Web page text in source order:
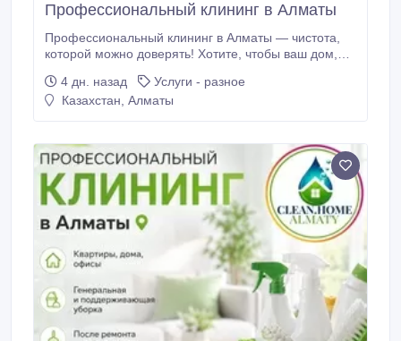
Профессиональный клининг в Алматы
Профессиональный клининг в Алматы — чистота,
которой можно доверять! Хотите, чтобы ваш дом,
хлопот? Доверьте уборку профессионалам! Мы
оказываем полный спектр клининговых услуг по
средства.
4 дн. назад
Услуги - разное
Казахстан, Алматы